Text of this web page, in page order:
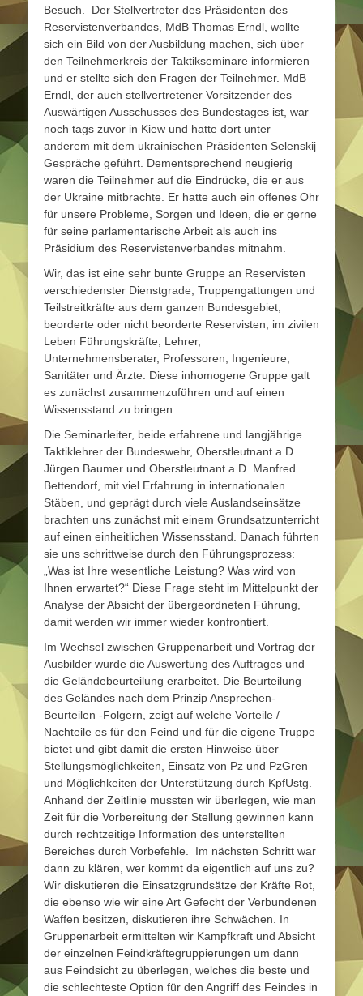
Besuch. Der Stellvertreter des Präsidenten des
Reservistenverbandes, MdB Thomas Erndl, wollte
sich ein Bild von der Ausbildung machen, sich über
den Teilnehmerkreis der Taktikseminare informieren
und er stellte sich den Fragen der Teilnehmer. MdB
Erndl, der auch stellvertretener Vorsitzender des
Auswärtigen Ausschusses des Bundestages ist, war
noch tags zuvor in Kiew und hatte dort unter
anderem mit dem ukrainischen Präsidenten Selenskij
Gespräche geführt. Dementsprechend neugierig
waren die Teilnehmer auf die Eindrücke, die er aus
der Ukraine mitbrachte. Er hatte auch ein offenes Ohr
für unsere Probleme, Sorgen und Ideen, die er gerne
für seine parlamentarische Arbeit als auch ins
Präsidium des Reservistenverbandes mitnahm.
Wir, das ist eine sehr bunte Gruppe an Reservisten
verschiedenster Dienstgrade, Truppengattungen und
Teilstreitkräfte aus dem ganzen Bundesgebiet,
beorderte oder nicht beorderte Reservisten, im zivilen
Leben Führungskräfte, Lehrer,
Unternehmensberater, Professoren, Ingenieure,
Sanitäter und Ärzte. Diese inhomogene Gruppe galt
es zunächst zusammenzuführen und auf einen
Wissensstand zu bringen.
Die Seminarleiter, beide erfahrene und langjährige
Taktiklehrer der Bundeswehr, Oberstleutnant a.D.
Jürgen Baumer und Oberstleutnant a.D. Manfred
Bettendorf, mit viel Erfahrung in internationalen
Stäben, und geprägt durch viele Auslandseinsätze
brachten uns zunächst mit einem Grundsatzunterricht
auf einen einheitlichen Wissensstand. Danach führten
sie uns schrittweise durch den Führungsprozess:
„Was ist Ihre wesentliche Leistung? Was wird von
Ihnen erwartet?“ Diese Frage steht im Mittelpunkt der
Analyse der Absicht der übergeordneten Führung,
damit werden wir immer wieder konfrontiert.
Im Wechsel zwischen Gruppenarbeit und Vortrag der
Ausbilder wurde die Auswertung des Auftrages und
die Geländebeurteilung erarbeitet. Die Beurteilung
des Geländes nach dem Prinzip Ansprechen-
Beurteilen -Folgern, zeigt auf welche Vorteile /
Nachteile es für den Feind und für die eigene Truppe
bietet und gibt damit die ersten Hinweise über
Stellungsmöglichkeiten, Einsatz von Pz und PzGren
und Möglichkeiten der Unterstützung durch KpfUstg.
Anhand der Zeitlinie mussten wir überlegen, wie man
Zeit für die Vorbereitung der Stellung gewinnen kann
durch rechtzeitige Information des unterstellten
Bereiches durch Vorbefehle. Im nächsten Schritt war
dann zu klären, wer kommt da eigentlich auf uns zu?
Wir diskutieren die Einsatzgrundsätze der Kräfte Rot,
die ebenso wie wir eine Art Gefecht der Verbundenen
Waffen besitzen, diskutieren ihre Schwächen. In
Gruppenarbeit ermittelten wir Kampfkraft und Absicht
der einzelnen Feindkräftegruppierungen um dann
aus Feindsicht zu überlegen, welches die beste und
die schlechteste Option für den Angriff des Feindes in